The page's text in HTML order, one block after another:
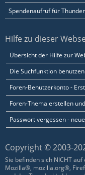
Spendenaufruf für
Hilfe zu dieser
Übersicht der Hilfe zur
Die Suchfunktion benutzen
Foren-Benutzerkonto -
Foren-Thema erstellen
Passwort vergessen -
Copyright © 2003-
Sie befinden sich NICHT
Mozilla®, mozilla.org®,